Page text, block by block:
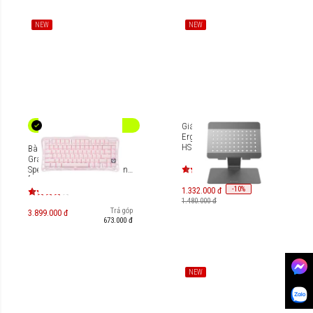
NEW
Bàn phím Gaming
Gravastar Mercury K1
Special Edition - Sakura Pink
[GS K1_P_PNK]
3.899.000 đ
Trả góp
673.000 đ
NEW
Giá đỡ HyperSpace
Ergonomic Laptop Stand
HS1150
1.332.000 đ -10%
1.480.000 đ
NEW